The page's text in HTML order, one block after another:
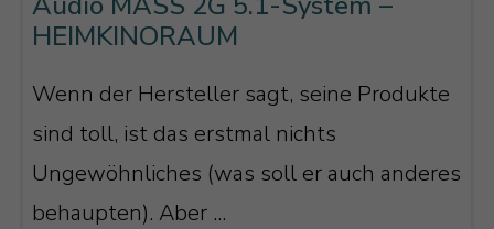
HEIMKINORAUM
Wenn der Hersteller sagt, seine Produkte
sind toll, ist das erstmal nichts
Ungewöhnliches (was soll er auch anderes
behaupten). Aber ...